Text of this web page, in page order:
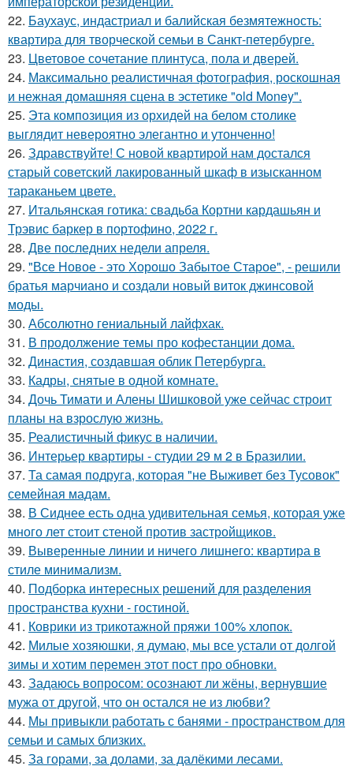
22. Баухаус, индастриал и балийская безмятежность:
квартира для творческой семьи в Санкт-петербурге.
23. Цветовое сoчетание плинтуса, пола и дверей.
24. Максимально реалистичная фотография, роскошная
и нежная домашняя сцена в эстетике "old Money".
25. Эта композиция из орхидей на белом столике
выглядит невероятно элегантно и утонченно!
26. Здравствуйте! С новой квартирой нам достался
старый советский лакированный шкаф в изысканном
тараканьем цвете.
27. Итальянская готика: свадьба Кортни кардашьян и
Трэвис баркер в портофино, 2022 г.
28. Две последних недели апреля.
29. "Все Новое - это Хорошо Забытое Старое", - решили
братья марчиано и создали новый виток джинсовой
моды.
30. Абсолютно гениальный лайфхак.
31. В продолжение темы про кофестанции дома.
32. Династия, создавшая облик Петербурга.
33. Кадры, снятые в одной комнате.
34. Дочь Тимати и Алены Шишковой уже сейчас строит
планы на взрослую жизнь.
35. Реалистичный фикус в наличии.
36. Интерьер квартиры - студии 29 м 2 в Бразилии.
37. Та самая подруга, которая "не Выживет без Тусовок"
семейная мадам.
38. В Сиднее есть одна удивительная семья, которая уже
много лет стоит стеной против застройщиков.
39. Выверенные линии и ничего лишнего: квартира в
стиле минимализм.
40. Подборка интересных решений для разделения
пространства кухни - гостиной.
41. Коврики из трикотажной пряжи 100% хлопок.
42. Милые хозяюшки, я думаю, мы все устали от долгой
зимы и хотим перемен этот пост про обновки.
43. Задаюсь вопросом: осознают ли жёны, вернувшие
мужа от другой, что он остался не из любви?
44. Мы привыкли работать с банями - пространством для
семьи и самых близких.
45. За горами, за долами, за далёкими лесами.